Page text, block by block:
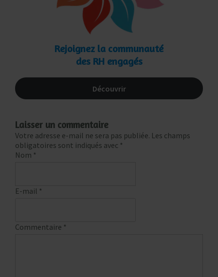
Rejoignez la communauté
des RH engagés
Découvrir
Laisser un commentaire
Votre adresse e-mail ne sera pas publiée. Les champs
obligatoires sont indiqués avec *
Commentaire *
Nom *
E-mail *